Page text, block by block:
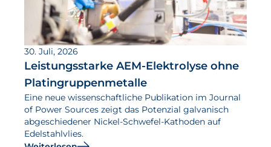
30. Juli, 2026
Leistungsstarke AEM-Elektrolyse ohne
Platingruppenmetalle
Eine neue wissenschaftliche Publikation im Journal
of Power Sources zeigt das Potenzial galvanisch
abgeschiedener Nickel-Schwefel-Kathoden auf
Edelstahlvlies.